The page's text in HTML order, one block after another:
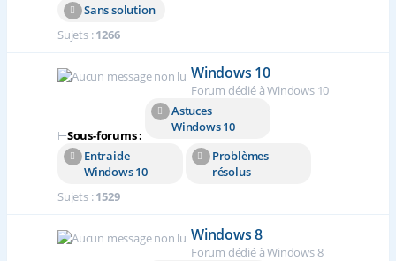
Sans solution
Sujets :1266
Windows 10
Forum dédié à Windows 10
⊢Sous-forums :
Astuces
Windows 10
Entraide
Windows 10
Problèmes
résolus
Sujets :1529
Windows 8
Forum dédié à Windows 8